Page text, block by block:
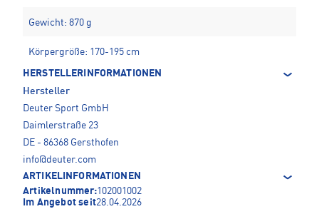
Gewicht: 870 g
Körpergröße: 170-195 cm
HERSTELLERINFORMATIONEN
Hersteller
Deuter Sport GmbH
Daimlerstraße 23
DE - 86368 Gersthofen
info@deuter.com
ARTIKELINFORMATIONEN
Artikelnummer:102001002
Im Angebot seit28.04.2026